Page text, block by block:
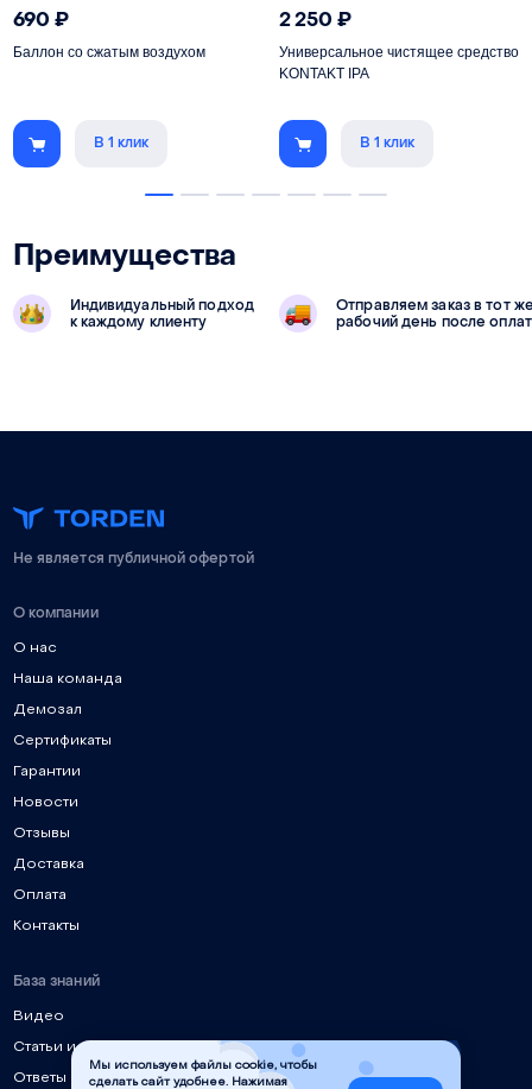
690₽
Баллон со сжатым воздухом
В 1 клик
2 250₽
Универсальное чистящее средство
KONTAKT IPA
В 1 клик
Преимущества
Индивидуальный подход
к каждому клиенту
Отправляем заказ в тот
рабочий день после
Не является публичной офертой
О компании
О нас
Наша команда
Демозал
Сертификаты
Гарантии
Новости
Отзывы
Доставка
Оплата
Контакты
База знаний
Видео
Статьи и руководства
Ответы на частые вопросы
Мы используем файлы cookie, чтобы
сделать сайт удобнее. Нажимая